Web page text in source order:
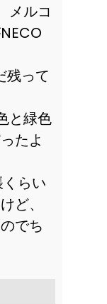
ルコ
NECO
って
緑色
たよ
らい
ど、
でち